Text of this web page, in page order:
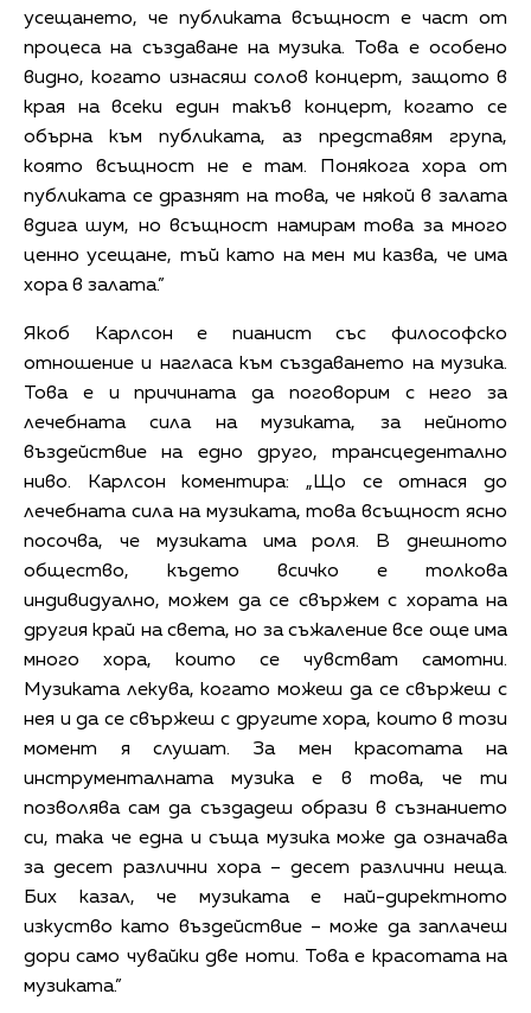
усещането, че публиката всъщност е част от
процеса на създаване на музика. Това е особено
видно, когато изнасяш солов концерт, защото в
края на всеки един такъв концерт, когато се
обърна към публиката, аз представям група,
която всъщност не е там. Понякога хора от
публиката се дразнят на това, че някой в залата
вдига шум, но всъщност намирам това за много
ценно усещане, тъй като на мен ми казва, че има
хора в залата.”
Якоб Карлсон е пианист със философско
отношение и нагласа към създаването на музика.
Това е и причината да поговорим с него за
лечебната сила на музиката, за нейното
въздействие на едно друго, трансцедентално
ниво. Карлсон коментира: „Що се отнася до
лечебната сила на музиката, това всъщност ясно
посочва, че музиката има роля. В днешното
общество, където всичко е толкова
индивидуално, можем да се свържем с хората на
другия край на света, но за съжаление все още има
много хора, които се чувстват самотни.
Музиката лекува, когато можеш да се свържеш с
нея и да се свържеш с другите хора, които в този
момент я слушат. За мен красотата на
инструменталната музика е в това, че ти
позволява сам да създадеш образи в съзнанието
си, така че една и съща музика може да означава
за десет различни хора – десет различни неща.
Бих казал, че музиката е най-директното
изкуство като въздействие – може да заплачеш
дори само чувайки две ноти. Това е красотата на
музиката.”